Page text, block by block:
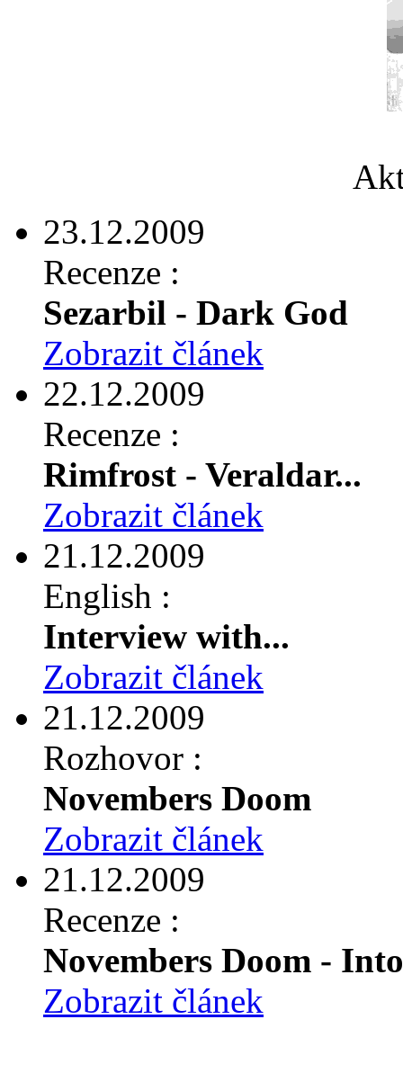
23.12.2009
Recenze :
Sezarbil - Dark God
Zobrazit článek
22.12.2009
Recenze :
Rimfrost - Veraldar...
Zobrazit článek
21.12.2009
English :
Interview with...
Zobrazit článek
21.12.2009
Rozhovor :
Novembers Doom
Zobrazit článek
21.12.2009
Recenze :
Novembers Doom -
Zobrazit článek